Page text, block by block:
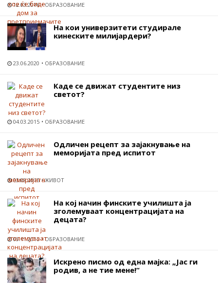
12.03.2016 ОБРАЗОВАНИЕ
На кои универзитети студирале
кинеските милијардери?
23.06.2020 ОБРАЗОВАНИЕ
Каде се движат студентите низ
светот?
04.03.2015 ОБРАЗОВАНИЕ
Одличен рецепт за зајакнување на
меморијата пред испитот
03.08.2015 ЖИВОТ
На кој начин финските училишта ја
зголемуваат концентрацијата на
децата?
03.11.2015 ОБРАЗОВАНИЕ
Искрено писмо од една мајка: „Јас ги
родив, а не тие мене!“